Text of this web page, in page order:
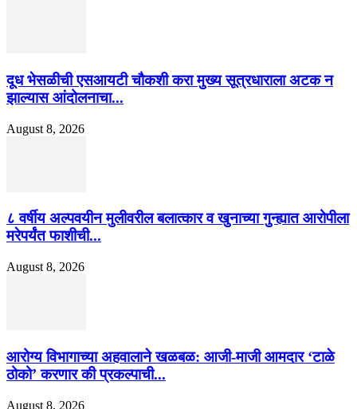
दूध भेसळीची एसआयटी चौकशी करा मुख्य सूत्रधाराला अटक न
झाल्यास आंदोलनाचा...
August 8, 2026
८ वर्षीय अल्पवयीन मुलीवरील बलात्कार व खुनाच्या गुन्ह्यात आरोपीला
मरेपर्यंत फाशीची...
August 8, 2026
आरोग्य विभागाच्या अहवालाने खळबळ: आजी-माजी आमदार ‘टाळे
ठोको’ करणार की प्रकल्पाची...
August 8, 2026